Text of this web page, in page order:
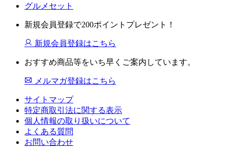
グルメセット
新規会員登録で200ポイントプレゼント！
新規会員登録はこちら
おすすめ商品等をいち早くご案内しています。
メルマガ登録はこちら
サイトマップ
特定商取引法に関する表示
個人情報の取り扱いについて
よくある質問
お問い合わせ